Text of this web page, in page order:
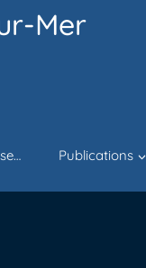
Mer
Publications